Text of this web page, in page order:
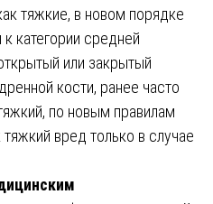
тяжкие, в новом порядке
категории средней
или закрытый
кости, ранее часто
по новым правилам
вред только в случае